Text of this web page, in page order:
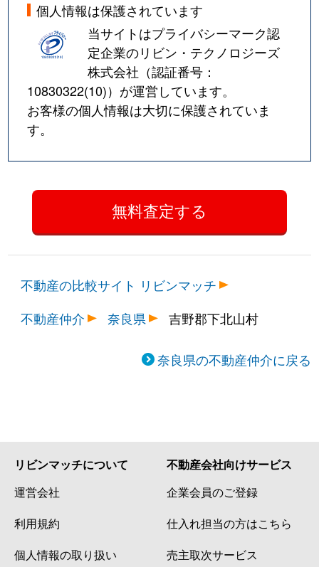
個人情報は保護されています
当サイトはプライバシーマーク認
定企業のリビン・テクノロジーズ
株式会社（認証番号：
10830322(10)）が運営しています。
お客様の個人情報は大切に保護されていま
す。
不動産の比較サイト リビンマッチ
不動産仲介
奈良県 吉野郡下北山村
奈良県の不動産仲介に戻る
リビンマッチについて
運営会社
利用規約
個人情報の取り扱い
不動産会社向けサービス
企業会員のご登録
仕入れ担当の方はこちら
売主取次サービス